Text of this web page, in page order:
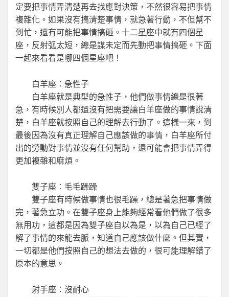
定要把事情弄清楚再去找應對決策，不然很容易把事情
複雜化。如果沒有搞清楚事情，就急著行動，不但幫不
到忙，還有可能把事情搞砸。十二星座中就有四個星
座，反射弧太短，總是謀未定而先動把事情搞砸。下面
一起來看看是哪四個星座吧！
白羊座：急性子
白羊座就是典型的急性子，他們做事情總是很著
急，有時候別人都還沒有把需要讓白羊座做的事情說清
楚，白羊座就按照自己的理解去行動了。這樣一來，到
最後因為沒有真正理解自己應該做的事情，白羊座所付
出的勞動對事情並沒有任何幫助，還可能會把事情弄得
更加複雜和麻煩。
雙子座：毛毛躁躁
雙子座有時候做事情也很毛躁，總是著急把事情做
完，著急立功。在雙子座身上能夠經常看他們做了很多
無用功，這都是因為雙子座自以為是，以為自己已經了
解了事情的來龍去脈，知道自己應該做什麼。但其實，
一切都是他們按照自己的想法去做的，很可能理解錯了
原本的意思。
射手座：沒耐心